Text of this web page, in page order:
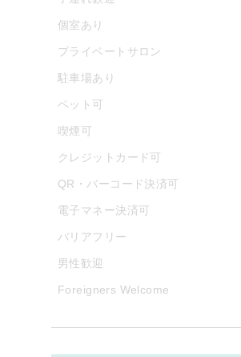
個室あり
プライベートサロン
駐車場あり
ペット可
喫煙可
クレジットカード可
QR・バーコード決済可
電子マネー決済可
バリアフリー
男性歓迎
Foreigners Welcome